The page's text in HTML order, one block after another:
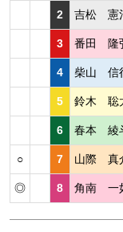
2 吉松 憲
3 番田 隆
4 柴山 信
5 鈴木 聡
6 春本 綾
○ 7 山際 真
◎ 8 角南 一